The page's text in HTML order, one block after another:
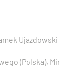
Ujazdowski
(Polska),